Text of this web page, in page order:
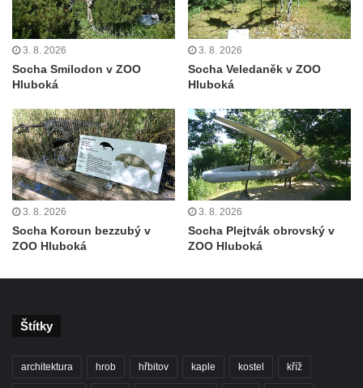
Socha Iásón v ZOO Leipzig
Socha Mladý slon v ZOO Leipzig
Socha Býk v ZOO Dresden
v ZOO Dresden
Socha krokodýla v ZOO Dresden
Socha slona v ZOO Dresden
Socha Faun s medvíďaty v ZOO Dresden
Socha divokého prasete před vstupem do
ZOO Dresden
Vltavou
a 30. výročí listopadu 1989 v Hrobčicích
3. 8. 2026
Socha Smilodon v ZOO
Hluboká
3. 8. 2026
Socha Veledaněk v ZOO
Hluboká
3. 8. 2026
Socha Koroun bezzubý v
ZOO Hluboká
3. 8. 2026
Socha Plejtvák obrovský v
ZOO Hluboká
Štítky
architektura hrob hřbitov kaple kostel kříž